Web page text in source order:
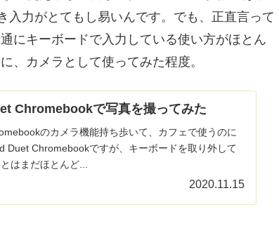
入力がとてもし易いんです。でも、正直言って
にキーボードで入力している使い方がほとん
、カメラとして使ってみた程度。
Chromebookで写真を撮ってみた
のカメラ機能持ち歩いて、カフェで使うのに
Duet Chromebookですが、キーボードを取り外して
はまだほとんど...
2020.11.15